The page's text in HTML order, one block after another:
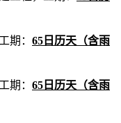
期： 65日历天（含雨
期： 65日历天（含雨